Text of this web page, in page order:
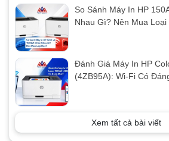
So Sánh Máy In HP
Nhau Gì? Nên Mua Loại
Đánh Giá Máy In HP
(4ZB95A): Wi-Fi Có
Xem tất cả bài viết